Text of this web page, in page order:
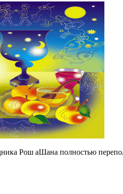
Рош аШана полностью